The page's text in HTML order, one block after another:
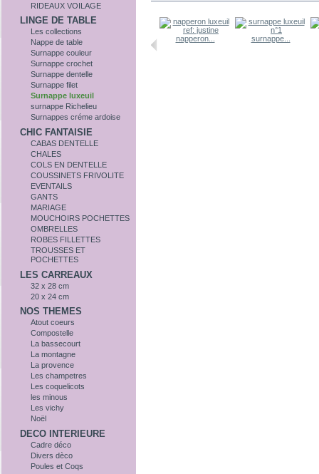
RIDEAUX VOILAGE
LINGE DE TABLE
Les collections
Nappe de table
Surnappe couleur
Surnappe crochet
Surnappe dentelle
Surnappe filet
Surnappe luxeuil
surnappe Richelieu
Surnappes créme ardoise
CHIC FANTAISIE
CABAS DENTELLE
CHALES
COLS EN DENTELLE
COUSSINETS FRIVOLITE
EVENTAILS
GANTS
MARIAGE
MOUCHOIRS POCHETTES
OMBRELLES
ROBES FILLETTES
TROUSSES ET
POCHETTES
LES CARREAUX
32 x 28 cm
20 x 24 cm
NOS THEMES
Atout coeurs
Compostelle
La bassecourt
La montagne
La provence
Les champetres
Les coquelicots
les minous
Les vichy
Noël
DECO INTERIEURE
Cadre déco
Divers dèco
Poules et Coqs
napperon... surnappe...